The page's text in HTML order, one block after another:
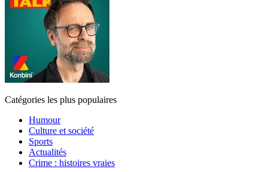
Catégories les plus populaires
Humour
Culture et société
Sports
Actualités
Crime : histoires vraies